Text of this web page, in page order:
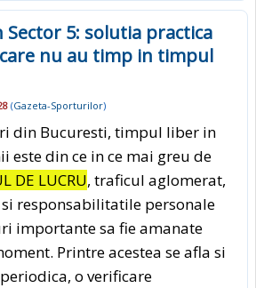
Sector 5: solutia practica
nu au timp in timpul
(Gazeta-Sporturilor)
din Bucuresti, timpul liber in
este din ce in ce mai greu de
DE LUCRU, traficul aglomerat,
responsabilitatile personale
importante sa fie amanate
Printre acestea se afla si
o verificare